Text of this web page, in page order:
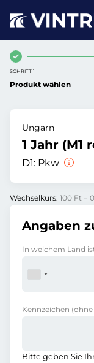
SCHRITT 1
Produkt wählen
Ungarn
1 Jahr (M1
D1: Pkw
Wechselkurs: 100 Ft =
Angaben
In welchem Land
Kennzeichen
Bitte geben Sie